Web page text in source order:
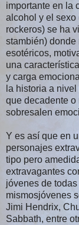
importante en la
alcohol y el sexo
rockeros) se ha
stambién) donde
esotéricos,
una
y carga
la historia a
que decadente
sobresalen
Y es así que en
personajes
tipo pero
extravagantes
jóvenes de
mismosjóvenes
Jimi Hendrix,
Sabbath, entre